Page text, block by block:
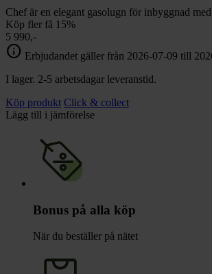
Lacanche
Reservdelar
Chef är en elegant gasolugn för inbyggnad
Köp fler få 15%
5 990,-
info Erbjudandet gäller från 2026-07-09 till
I lager. 2-5 arbetsdagar leveranstid.
Köp produkt Click & collect
Lägg till i jämförelse
Bonus på alla köp
När du beställer på nätet